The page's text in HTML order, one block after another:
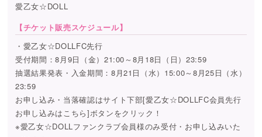
愛乙女☆DOLL
【チケット販売スケジュール】
・愛乙女☆DOLLFC先行
受付期間：8月9日（金）21:00～8月18日（日）23:59
抽選結果発表・入金期間：8月21日（水）15:00～8月25日（水）
23:59
お申し込み・当落確認はサイト下部[愛乙女☆DOLLFC会員先行
お申し込みはこちら]ボタンをクリック！
※愛乙女☆DOLLファンクラブ会員様のみ受付・お申し込みいた